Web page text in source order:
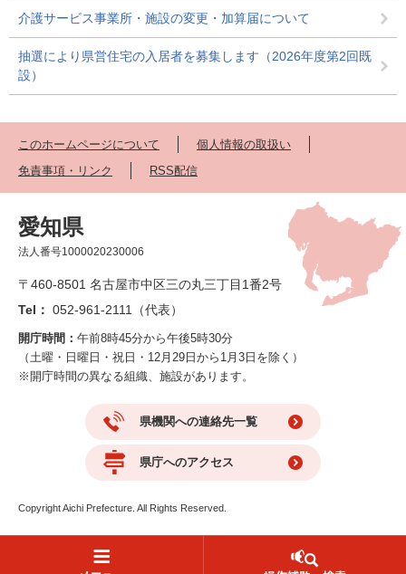
介護サービス事業所・施設の変更・加算届について
抽選により県営住宅の入居者を募集します（2026年度第2回既
設）
このホームページについて
個人情報の取扱い
免責事項・リンク
RSS配信
愛知県
法人番号1000020230006
〒460-8501 名古屋市中区三の丸三丁目1番2号
Tel： 052-961-2111（代表）
開庁時間： 午前8時45分から午後5時30分
（土曜・日曜日・祝日・12月29日から1月3日を除く）
※開庁時間の異なる組織、施設があります。
県機関への連絡先一覧
県庁へのアクセス
Copyright Aichi Prefecture. All Rights Reserved.